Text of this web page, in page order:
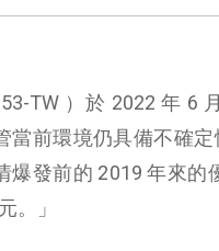
TW ）於 2022 年 6
當前環境仍具備不確
爆發前的 2019 年來的
。」